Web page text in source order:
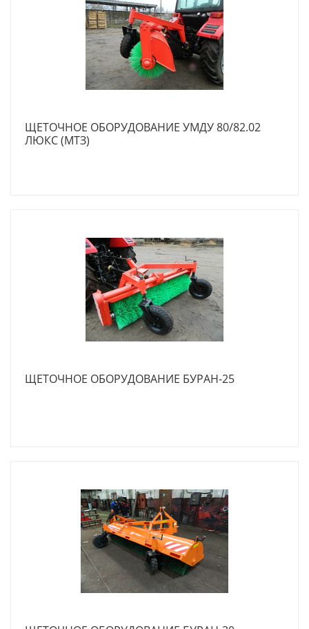
ЩЕТОЧНОЕ ОБОРУДОВАНИЕ УМДУ 80/82.02
ЛЮКС (МТЗ)
ЩЕТОЧНОЕ ОБОРУДОВАНИЕ БУРАН-25